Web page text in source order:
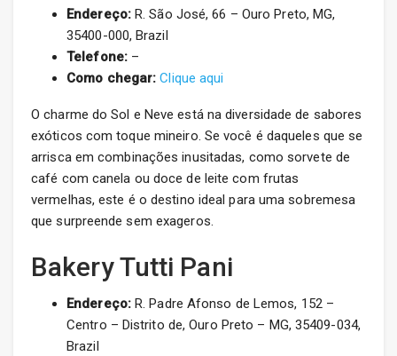
Endereço:R. São José, 66 – Ouro Preto, MG,
35400-000, Brazil
Telefone:–
Como chegar: Clique aqui
O charme do Sol e Neve está na diversidade de sabores
exóticos com toque mineiro. Se você é daqueles que se
arrisca em combinações inusitadas, como sorvete de
café com canela ou doce de leite com frutas
vermelhas, este é o destino ideal para uma sobremesa
que surpreende sem exageros.
Bakery Tutti Pani
Endereço:R. Padre Afonso de Lemos, 152 –
Centro – Distrito de, Ouro Preto – MG, 35409-034,
Brazil